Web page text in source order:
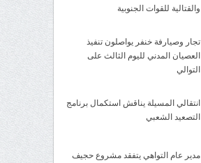
والقتالية للقوات الجنوبية
تجار وصيارفة خنفر يواصلون تنفيذ
العصيان المدني لليوم الثالث على
التوالي
انتقالي المسيلة يناقش استكمال برنامج
التصعيد الشعبي
مدير عام التواهي يتفقد مشروع حجيف